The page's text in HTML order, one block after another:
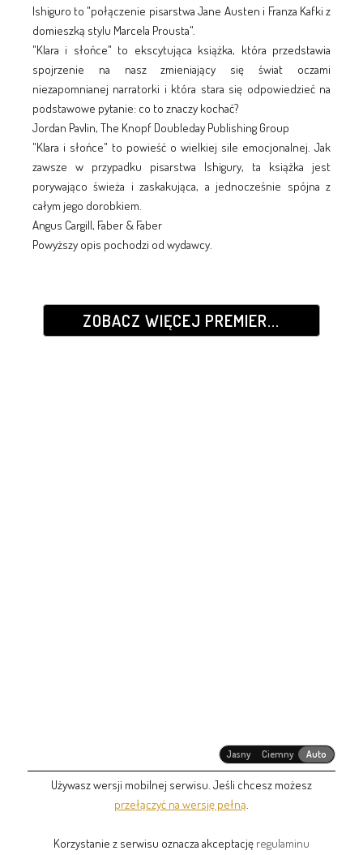
Ishiguro to "połączenie pisarstwa Jane Austen i Franza Kafki z
domieszką stylu Marcela Prousta".
"Klara i słońce" to ekscytująca książka, która przedstawia
spojrzenie na nasz zmieniający się świat oczami
niezapomnianej narratorki i która stara się odpowiedzieć na
podstawowe pytanie: co to znaczy kochać?
Jordan Pavlin, The Knopf Doubleday Publishing Group
"Klara i słońce" to powieść o wielkiej sile emocjonalnej. Jak
zawsze w przypadku pisarstwa Ishigury, ta książka jest
porywająco świeża i zaskakująca, a jednocześnie spójna z
całym jego dorobkiem.
Angus Cargill, Faber & Faber
Powyższy opis pochodzi od wydawcy.
ZOBACZ WIĘCEJ PREMIER...
Jasny Ciemny Auto
Używasz wersji mobilnej serwisu. Jeśli chcesz możesz
przełączyć na wersję pełną
Korzystanie z serwisu oznacza akceptację regulaminu